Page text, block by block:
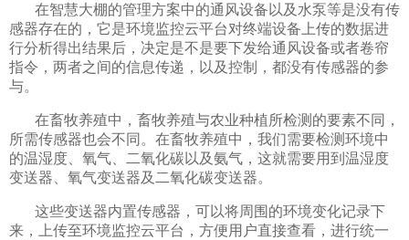
在智慧大棚的管理方案中的通风设备以及水泵等是没有传
感器存在的，它是环境监控云平台对终端设备上传的数据进
行分析得出结果后，决定是不是要下发给通风设备或者卷帘
指令，两者之间的信息传递，以及控制，都没有传感器的参
与。
在畜牧养殖中，畜牧养殖与农业种植所检测的要素不同，
所需传感器也会不同。在畜牧养殖中，我们需要检测环境中
的温湿度、氧气、二氧化碳以及氨气，这就需要用到温湿度
变送器、氧气变送器及二氧化碳变送器。
这些变送器内置传感器，可以将周围的环境变化记录下
来，上传至环境监控云平台，方便用户直接查看，进行统一